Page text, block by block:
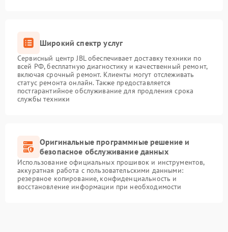
Широкий спектр услуг
Сервисный центр JBL обеспечивает доставку техники по
всей РФ, бесплатную диагностику и качественный ремонт,
включая срочный ремонт. Клиенты могут отслеживать
статус ремонта онлайн. Также предоставляется
постгарантийное обслуживание для продления срока
службы техники
Оригинальные программные решение и
безопасное обслуживание данных
Использование официальных прошивок и инструментов,
аккуратная работа с пользовательскими данными:
резервное копирование, конфиденциальность и
восстановление информации при необходимости